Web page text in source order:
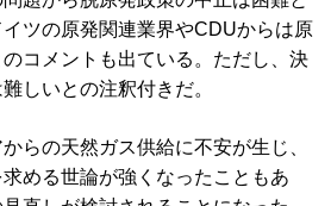
ツの原発関連業界やCDUからは原
コメントも出ている。ただし、決
しいとの注釈付きだ。
らの天然ガス供給に不安が生じ、
める世論が強くなったこともあ